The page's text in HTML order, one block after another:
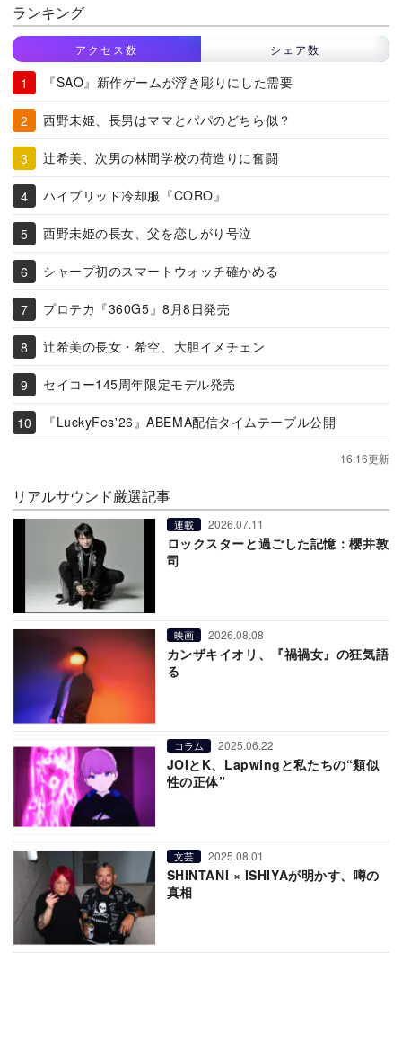
ランキング
アクセス数 シェア数
『SAO』新作ゲームが浮き彫りにした需要
西野未姫、長男はママとパパのどちら似？
辻希美、次男の林間学校の荷造りに奮闘
ハイブリッド冷却服『CORO』
西野未姫の長女、父を恋しがり号泣
シャープ初のスマートウォッチ確かめる
プロテカ『360G5』8月8日発売
辻希美の長女・希空、大胆イメチェン
セイコー145周年限定モデル発売
『LuckyFes'26』ABEMA配信タイムテーブル公開
16:16更新
リアルサウンド厳選記事
連載 2026.07.11
ロックスターと過ごした記憶：櫻井敦
司
映画 2026.08.08
カンザキイオリ、『禍禍女』の狂気語
る
コラム 2025.06.22
JOIとK、Lapwingと私たちの“類似
性の正体”
文芸 2025.08.01
SHINTANI × ISHIYAが明かす、噂の
真相